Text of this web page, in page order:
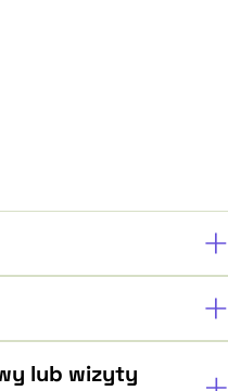
lub wizyty